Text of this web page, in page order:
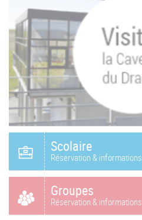
Scolaire
Réservation & informations
Groupes
Réservation & informations